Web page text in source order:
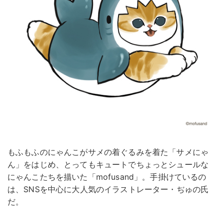
もふもふのにゃんこがサメの着ぐるみを着た「サメにゃ
ん」をはじめ、とってもキュートでちょっとシュールな
にゃんこたちを描いた「mofusand」。手掛けているの
は、SNSを中心に大人気のイラストレーター・ぢゅの氏
だ。